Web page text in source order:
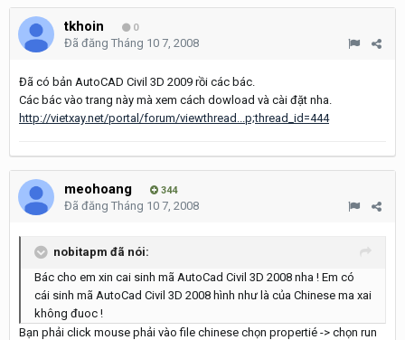
tkhoin 0
Đã đăng Tháng 10 7, 2008
Đã có bản AutoCAD Civil 3D 2009 rồi các bác.
Các bác vào trang này mà xem cách dowload và cài đặt nha.
http://vietxay.net/portal/forum/viewthread...p;thread_id=444
meohoang 344
Đã đăng Tháng 10 7, 2008
nobitapm đã nói:
Bác cho em xin cai sinh mã AutoCad Civil 3D 2008 nha ! Em có
cái sinh mã AutoCad Civil 3D 2008 hình như là của Chinese ma xai
không đuoc !
Bạn phải click mouse phải vào file chinese chọn propertié -> chọn run